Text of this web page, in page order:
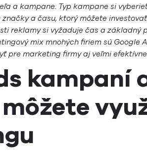
a kampane. Typ kampane si
a času, ktorý môžete
reklamy si vyžaduje čas a základný
mix mnohých firiem sú Google
pre marketing firmy aj veľmi
kampaní